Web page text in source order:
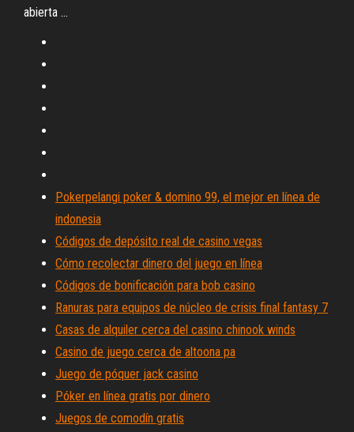
abierta ...
Pokerpelangi poker & domino 99, el mejor en línea de
indonesia
Códigos de depósito real de casino vegas
Cómo recolectar dinero del juego en línea
Códigos de bonificación para bob casino
Ranuras para equipos de núcleo de crisis final fantasy 7
Casas de alquiler cerca del casino chinook winds
Casino de juego cerca de altoona pa
Juego de póquer jack casino
Póker en línea gratis por dinero
Juegos de comodín gratis